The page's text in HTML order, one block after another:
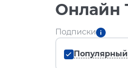
Онлайн
Подписки
Популярный